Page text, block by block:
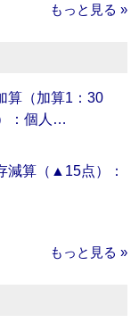
もっと見る »
算（加算1：30
：個人…
減算（▲15点）：
もっと見る »